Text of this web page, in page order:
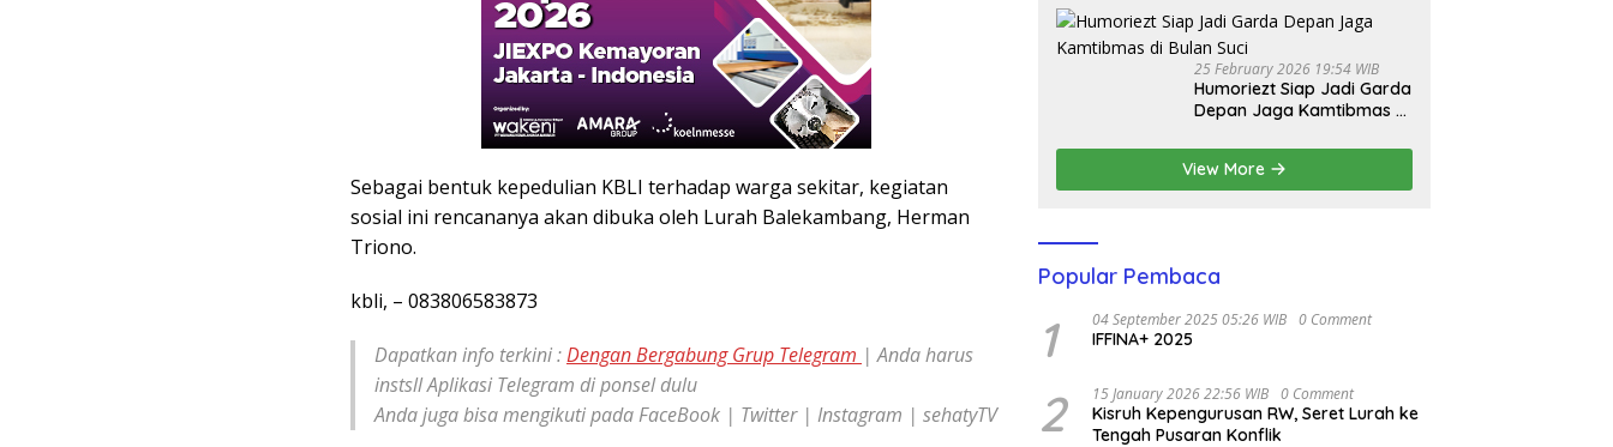
Sebagai bentuk kepedulian KBLI terhadap warga sekitar, kegiatan
sosial ini rencananya akan dibuka oleh Lurah Balekambang, Herman
Triono.
kbli, – 083806583873
Dapatkan info terkini :Dengan Bergabung Grup Telegram | Anda harus
instsll Aplikasi Telegram di ponsel dulu
Anda juga bisa mengikuti pada FaceBook | Twitter | Instagram | sehatyTV
25 February 2026 19:54 WIB
Humoriezt Siap Jadi Garda
Depan Jaga Kamtibmas di
View More
Popular Pembaca
1 04 September 2025 05:26 WIB 0 Comment
IFFINA+ 2025
2 15 January 2026 22:56 WIB 0 Comment
Kisruh Kepengurusan RW, Seret Lurah ke
Tengah Pusaran Konflik